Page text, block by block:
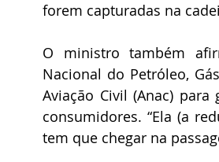
forem capturadas na
O ministro também
Nacional do Petróleo,
Aviação Civil (Anac)
consumidores. “Ela (a
tem que chegar na